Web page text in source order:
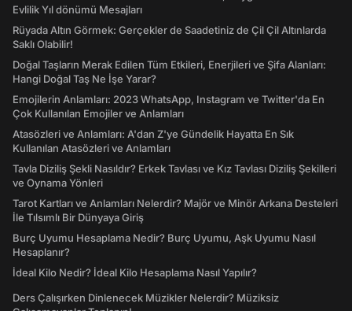
Evlilik Yıl dönümü Mesajları
Rüyada Altın Görmek: Gerçekler de Saadetiniz de Çil Çil Altınlarda
Saklı Olabilir!
Doğal Taşların Merak Edilen Tüm Etkileri, Enerjileri ve Şifa Alanları:
Hangi Doğal Taş Ne İşe Yarar?
Emojilerin Anlamları: 2023 WhatsApp, Instagram ve Twitter'da En
Çok Kullanılan Emojiler ve Anlamları
Atasözleri ve Anlamları: A'dan Z'ye Gündelik Hayatta En Sık
Kullanılan Atasözleri ve Anlamları
Tavla Diziliş Şekli Nasıldır? Erkek Tavlası ve Kız Tavlası Diziliş Şekilleri
ve Oynama Yönleri
Tarot Kartları ve Anlamları Nelerdir? Majör ve Minör Arkana Desteleri
İle Tılsımlı Bir Dünyaya Giriş
Burç Uyumu Hesaplama Nedir? Burç Uyumu, Aşk Uyumu Nasıl
Hesaplanır?
İdeal Kilo Nedir? İdeal Kilo Hesaplama Nasıl Yapılır?
Ders Çalışırken Dinlenecek Müzikler Nelerdir? Müziksiz